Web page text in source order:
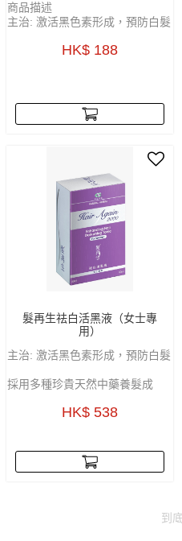
商品描述
主治: 激活黑色素形成，預防白髮
份，進行科學加工提煉，重塑自
合使用者: 最佳使用效果，白髮剛
出現或白髮佔約30%時
HK$ 188
髮再生祛白活黑液（女士專
用）
主治: 激活黑色素形成，預防白髮
採用多種珍貴天然中藥養髮成
然烏黑髮色生長，自然變色，無
合使用者: 最佳使用效果，白髮剛
出現或白髮佔約30%時
HK$ 538
到